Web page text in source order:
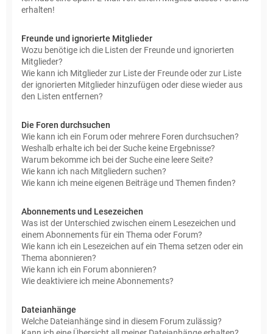
erhalten!
Freunde und ignorierte Mitglieder
Wozu benötige ich die Listen der Freunde und ignorierten
Mitglieder?
Wie kann ich Mitglieder zur Liste der Freunde oder zur Liste
der ignorierten Mitglieder hinzufügen oder diese wieder aus
den Listen entfernen?
Die Foren durchsuchen
Wie kann ich ein Forum oder mehrere Foren durchsuchen?
Weshalb erhalte ich bei der Suche keine Ergebnisse?
Warum bekomme ich bei der Suche eine leere Seite?
Wie kann ich nach Mitgliedern suchen?
Wie kann ich meine eigenen Beiträge und Themen finden?
Abonnements und Lesezeichen
Was ist der Unterschied zwischen einem Lesezeichen und
einem Abonnements für ein Thema oder Forum?
Wie kann ich ein Lesezeichen auf ein Thema setzen oder ein
Thema abonnieren?
Wie kann ich ein Forum abonnieren?
Wie deaktiviere ich meine Abonnements?
Dateianhänge
Welche Dateianhänge sind in diesem Forum zulässig?